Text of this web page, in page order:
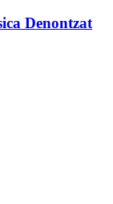
Denontzat